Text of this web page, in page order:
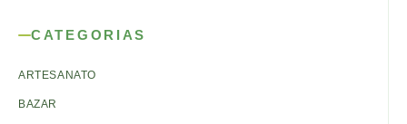
CATEGORIAS
ARTESANATO
BAZAR